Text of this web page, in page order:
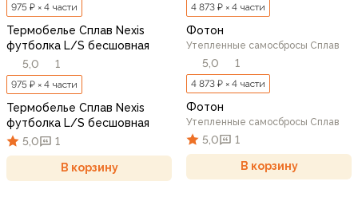
975 ₽ × 4 части
Термобелье Сплав Nexis
футболка L/S бесшовная
5,0
1
975 ₽ × 4 части
Термобелье Сплав Nexis
футболка L/S бесшовная
5,0
1
В корзину
4 873 ₽ × 4 части
Фотон
Утепленные самосбросы Сплав
5,0 1
4 873 ₽ × 4 части
Фотон
Утепленные самосбросы Сплав
5,0 1
В корзину